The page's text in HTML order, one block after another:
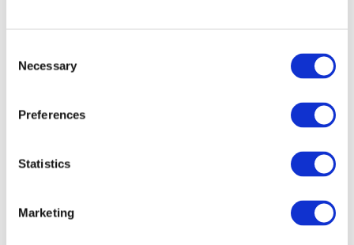
Selection
Necessary
Preferences
Statistics
Marketing
Всі заходи